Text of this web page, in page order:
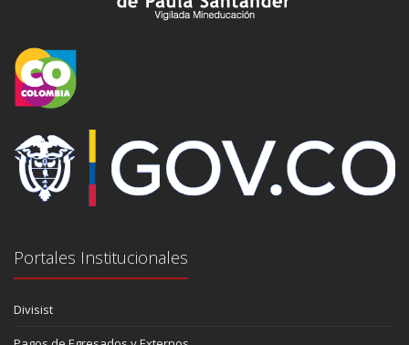
Portales Institucionales
Divisist